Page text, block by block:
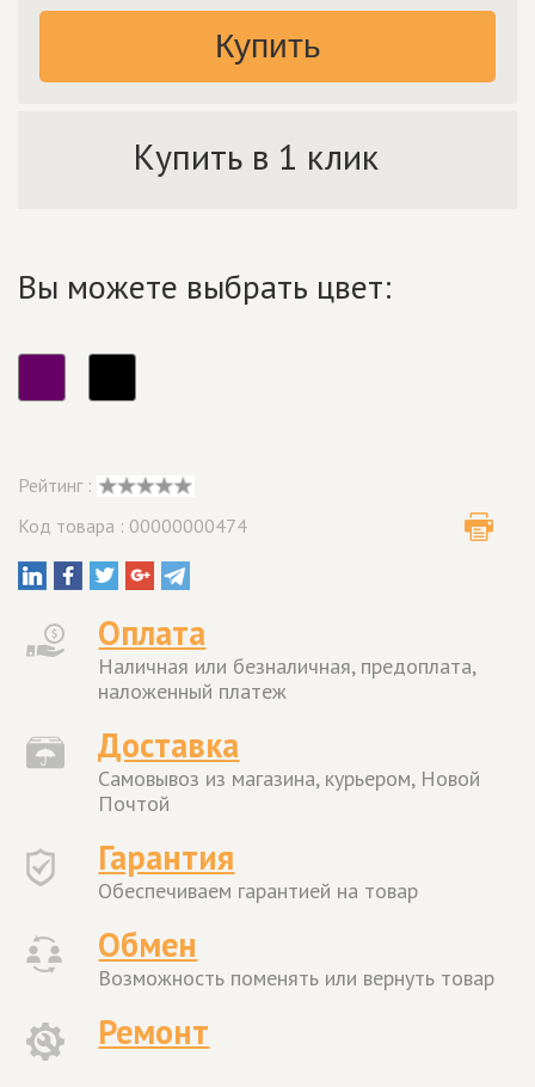
Купить
Купить в 1 клик
Вы можете выбрать цвет:
Рейтинг :
Код товара : 00000000474
Оплата
Наличная или безналичная, предоплата,
наложенный платеж
Доставка
Самовывоз из магазина, курьером, Новой
Почтой
Гарантия
Обеспечиваем гарантией на товар
Обмен
Возможность поменять или вернуть товар
Ремонт